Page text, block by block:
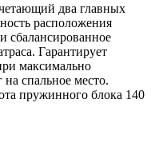
два главных
расположения
сбалансированное
Гарантирует
максимально
спальное место.
пружинного блока 140